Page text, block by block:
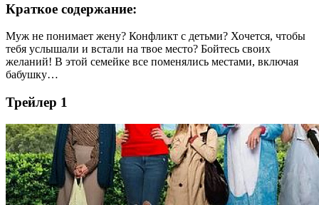
Краткое содержание:
Муж не понимает жену? Конфликт с детьми? Хочется, чтобы
тебя услышали и встали на твое место? Бойтесь своих
желаний! В этой семейке все поменялись местами, включая
бабушку…
Трейлер 1